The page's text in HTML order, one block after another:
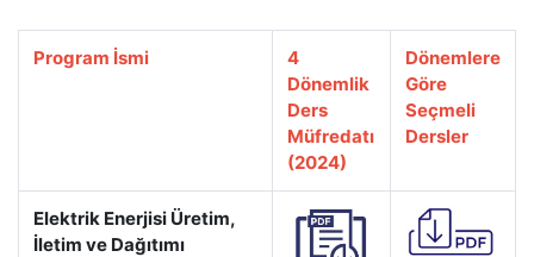
Program İsmi
4
Dönemlik
Ders
Müfredatı
(2024)
Dönemlere
Göre
Seçmeli
Dersler
Elektrik Enerjisi Üretim,
İletim ve Dağıtımı